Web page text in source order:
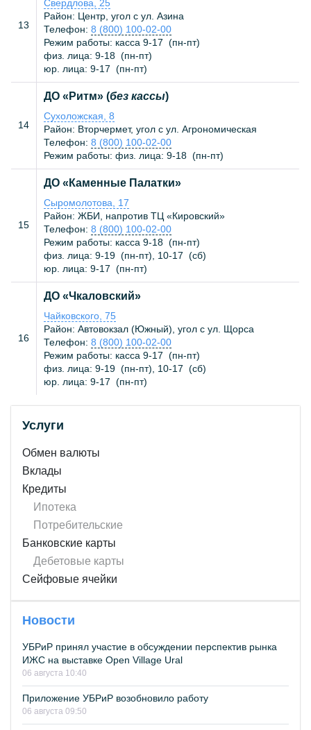
13
Свердлова, 25
Район: Центр, угол с ул. Азина
Телефон: 8 (800) 100-02-00
Режим работы: касса 9-17 (пн-пт)
физ. лица: 9-18(пн-пт)
юр. лица: 9-17 (пн-пт)
14
ДО «Ритм» (без кассы)
Сухоложская, 8
Район: Вторчермет, угол с ул. Агрономическая
Телефон: 8 (800) 100-02-00
Режим работы: физ. лица: 9-18(пн-пт)
15
ДО «Каменные Палатки»
Сыромолотова, 17
Район: ЖБИ, напротив ТЦ «Кировский»
Телефон: 8 (800) 100-02-00
Режим работы: касса 9-18(пн-пт)
физ. лица: 9-19(пн-пт), 10-17 (сб)
юр. лица: 9-17 (пн-пт)
16
ДО «Чкаловский»
Чайковского, 75
Район: Автовокзал (Южный), угол с ул. Щорса
Телефон: 8 (800) 100-02-00
Режим работы: касса 9-17 (пн-пт)
физ. лица: 9-19(пн-пт), 10-17 (сб)
юр. лица: 9-17 (пн-пт)
Услуги
Обмен валюты
Вклады
Кредиты
Ипотека
Потребительские
Банковские карты
Дебетовые карты
Сейфовые ячейки
Новости
УБРиР принял участие в обсуждении перспектив рынка
ИЖС на выставке Open Village Ural
06 августа 10:40
Приложение УБРиР возобновило работу
06 августа 09:50